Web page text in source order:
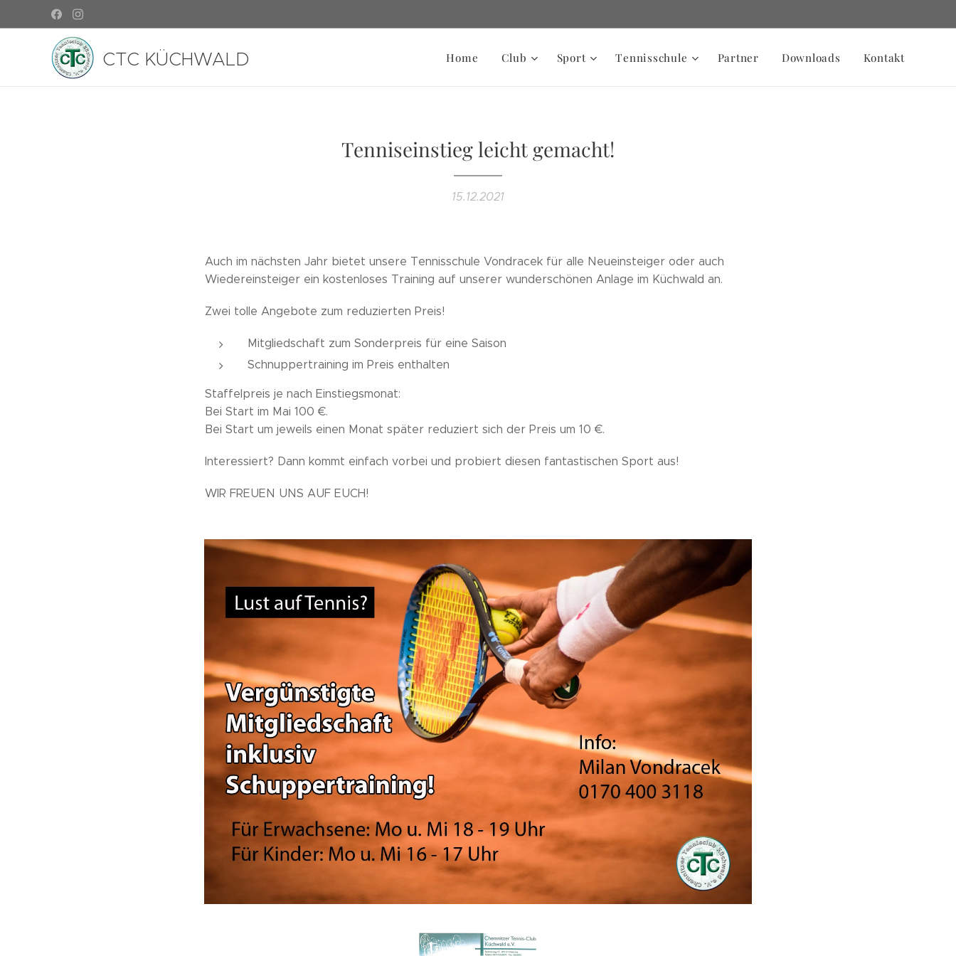
CTC KÜCHWALD Home Club Sport Tennisschule Partner Downloads Kontakt
Tenniseinstieg leicht gemacht!
15.12.2021
Auch im nächsten Jahr bietet unsere Tennisschule Vondracek für alle Neueinsteiger oder auch
Wiedereinsteiger ein kostenloses Training auf unserer wunderschönen Anlage im Küchwald an.
Zwei tolle Angebote zum reduzierten Preis!
Mitgliedschaft zum Sonderpreis für eine Saison
Schnuppertraining im Preis enthalten
Staffelpreis je nach Einstiegsmonat:
Bei Start im Mai 100 €.
Bei Start um jeweils einen Monat später reduziert sich der Preis um 10 €.
Interessiert? Dann kommt einfach vorbei und probiert diesen fantastischen Sport aus!
WIR FREUEN UNS AUF EUCH!